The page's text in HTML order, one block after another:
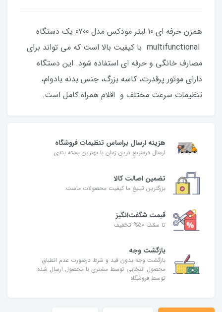
همزن حرفه ای 10 لیتر مودکس مدل 0700 یک دستگاه
multifunctional با کیفیت بالا است که می تواند برای
مصارف خانگی و حرفه ای استفاده شود. این دستگاه
دارای موتور پرقدرت، کاسه بزرگ، جنس بدنه بادوام،
تنظیمات سرعت مختلف و اقلام همراه کامل است.
هزینه ارسال براساس تنظیمات فروشگاه
ارسال درسریع ترین زمان با بهترین بسته بندی
تضمین اصالت کالا
بزرگترین تبلیغ ما کیفیت محصولات ماست.
قیمت شگفت‌انگیز
تا سقف 50% تخفیف
بازگشت وجه
بازگشت وجه بدون قید و شرط درصورت عدم انطباق
محصول انتخابی توسط مشتری با محصول ارسال شده
توسط فروشگاه